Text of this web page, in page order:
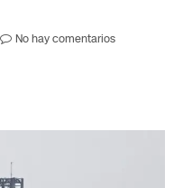
No hay comentarios